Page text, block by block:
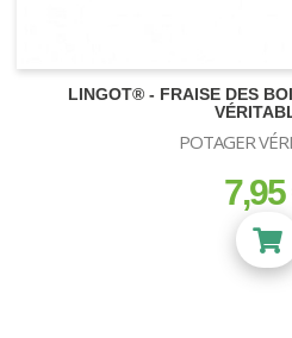
LINGOT® - FRAISE DES
POTAGER
prix
7,95